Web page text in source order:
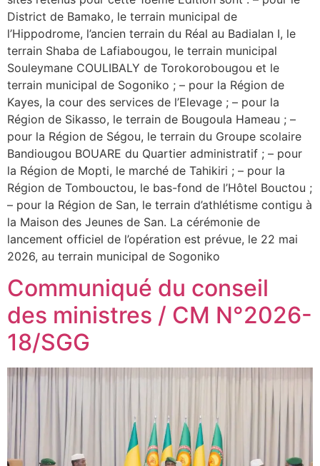
District de Bamako, le terrain municipal de
l’Hippodrome, l’ancien terrain du Réal au Badialan I, le
terrain Shaba de Lafiabougou, le terrain municipal
Souleymane COULIBALY de Torokorobougou et le
terrain municipal de Sogoniko ; – pour la Région de
Kayes, la cour des services de l’Elevage ; – pour la
Région de Sikasso, le terrain de Bougoula Hameau ; –
pour la Région de Ségou, le terrain du Groupe scolaire
Bandiougou BOUARE du Quartier administratif ; – pour
la Région de Mopti, le marché de Tahikiri ; – pour la
Région de Tombouctou, le bas-fond de l’Hôtel Bouctou ;
– pour la Région de San, le terrain d’athlétisme contigu à
la Maison des Jeunes de San. La cérémonie de
lancement officiel de l’opération est prévue, le 22 mai
2026, au terrain municipal de Sogoniko
Communiqué du conseil
des ministres / CM N°2026-
18/SGG